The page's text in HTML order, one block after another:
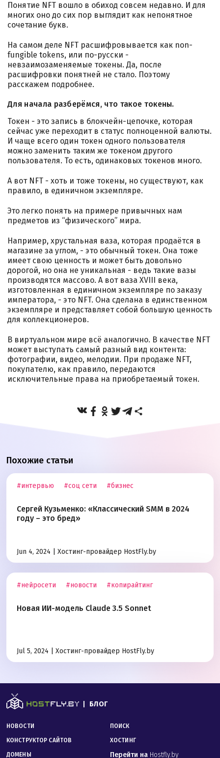
Понятие NFT вошло в обиход совсем недавно. И для
многих оно до сих пор выглядит как непонятное
сочетание букв.
На самом деле NFT расшифровывается как non-
fungible tokens, или по-русски -
невзаимозаменяемые токены. Да, после
расшифровки понятней не стало. Поэтому
расскажем подробнее.
Для начала разберёмся, что такое токены.
Токен - это запись в блокчейн-цепочке, которая
сейчас уже переходит в статус полноценной валюты.
И чаще всего один токен одного пользователя
можно заменить таким же токеном другого
пользователя. То есть, одинаковых токенов много.
А вот NFT - хоть и тоже токены, но существуют, как
правило, в единичном экземпляре.
Это легко понять на примере привычных нам
предметов из “физического” мира.
Например, хрустальная ваза, которая продаётся в
магазине за углом, - это обычный токен. Она тоже
имеет свою ценность и может быть довольно
дорогой, но она не уникальная - ведь такие вазы
производятся массово. А вот ваза XVIII века,
изготовленная в единичном экземпляре по заказу
императора, - это NFT. Она сделана в единственном
экземпляре и представляет собой большую ценность
для коллекционеров.
В виртуальном мире всё аналогично. В качестве NFT
может выступать самый разный вид контента:
фотографии, видео, мелодии. При продаже NFT,
покупателю, как правило, передаются
исключительные права на приобретаемый токен.
Похожие статьи
#интервью #соц сети #бизнес
Сергей Кузьменко: «Классический SMM в 2024
году – это бред»
Jun 4, 2024 | Хостинг-провайдер HostFly.by
#нейросети #новости #копирайтинг
Новая ИИ-модель Claude 3.5 Sonnet
Jul 5, 2024 | Хостинг-провайдер HostFly.by
БЛОГ
НОВОСТИ ПОИСК
КОНСТРУКТОР САЙТОВ ХОСТИНГ
ДОМЕНЫ Перейти на Hostfly.by